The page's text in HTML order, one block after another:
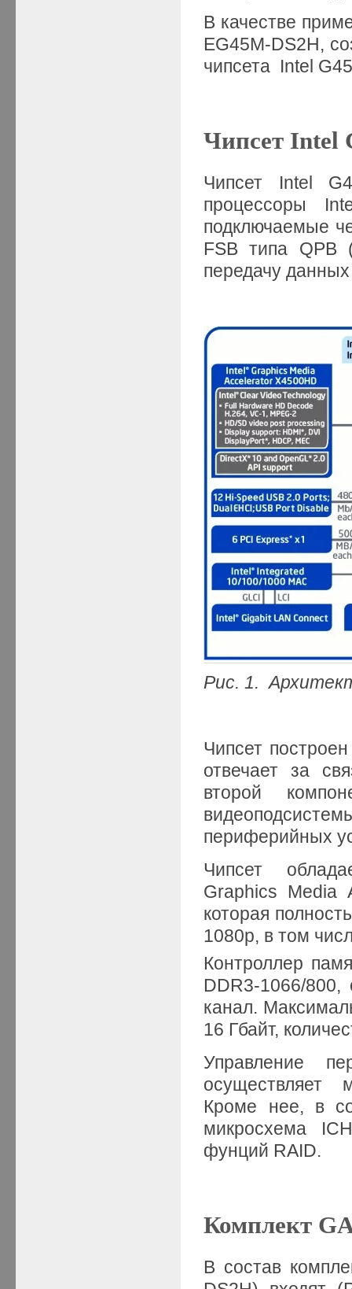
В качестве
EG45M-DS2H,
чипсета Intel G
Чипсет Intel
Чипсет Intel
процессоры
подключаемые
FSB типа QPB
передачу
Рис. 1.
Чипсет
отвечает за
второй
периферийных
Чипсет
Graphics Media
которая
1080p, в том
Контроллер
DDR3-1066/
канал.
16 Гбайт,
Управление
осуществляет
Кроме нее, в
микросхема ICH
фунций RAID.
Комплект
В состав